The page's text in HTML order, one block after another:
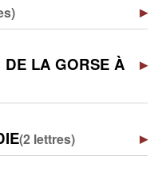
LA GORSE À
(2 lettres)